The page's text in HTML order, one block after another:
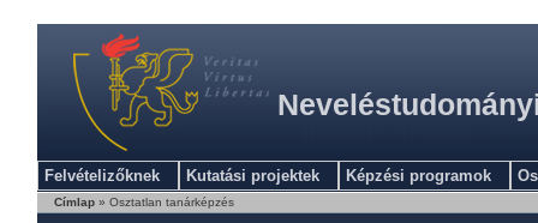
Felvételizőknek Kutatási projektek Képzési programok
Címlap» Osztatlan tanárképzés